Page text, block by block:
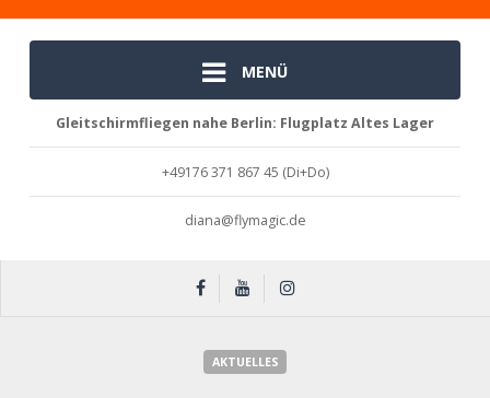
MENÜ
Gleitschirmfliegen nahe Berlin: Flugplatz Altes Lager
+49176 371 867 45 (Di+Do)
diana@flymagic.de
WS am Dienstag, 18. März …
AKTUELLES